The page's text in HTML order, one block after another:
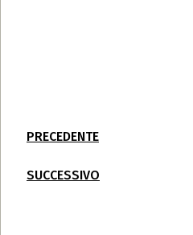
PRECEDENTE
SUCCESSIVO